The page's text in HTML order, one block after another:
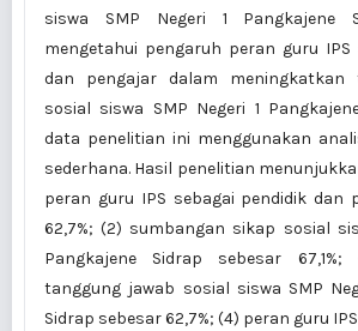
siswa SMP Negeri 1 Pangkajene
mengetahui pengaruh peran guru IPS
dan pengajar dalam meningkatkan
sosial siswa SMP Negeri 1
data penelitian ini menggunakan
sederhana. Hasil penelitian
peran guru IPS sebagai pendidik dan
62,7%; (2) sumbangan sikap sosial
Pangkajene Sidrap sebesar
tanggung jawab sosial siswa SMP
Sidrap sebesar 62,7%; (4) peran guru